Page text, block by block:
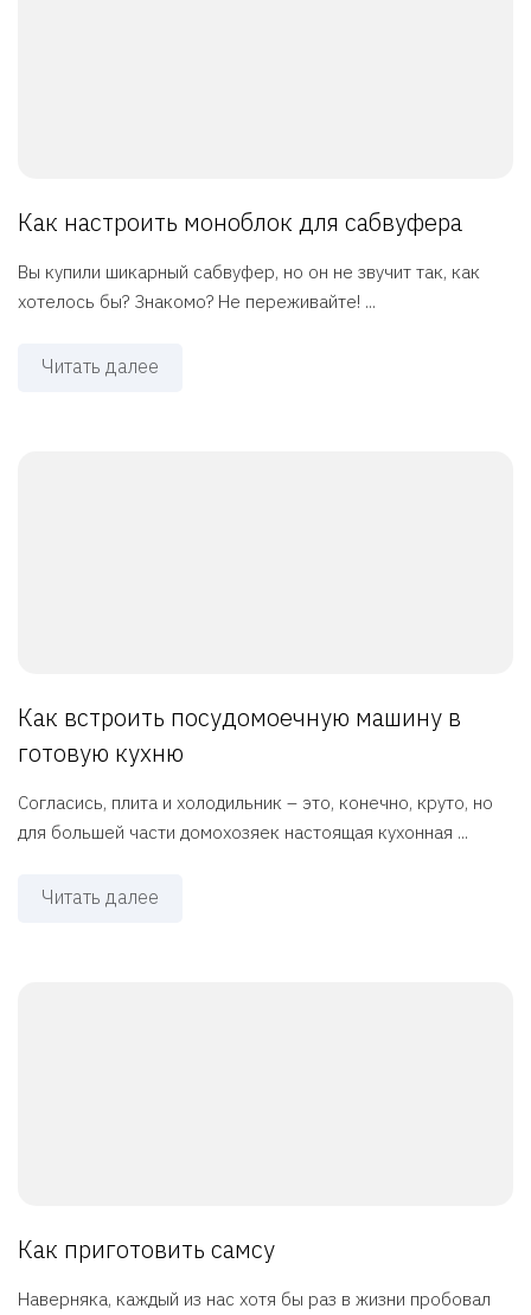
Как настроить моноблок для сабвуфера
Вы купили шикарный сабвуфер, но он не звучит так, как
хотелось бы? Знакомо? Не переживайте! ...
Читать далее
Как встроить посудомоечную машину в
готовую кухню
Согласись, плита и холодильник – это, конечно, круто, но
для большей части домохозяек настоящая кухонная ...
Читать далее
Как приготовить самсу
Наверняка, каждый из нас хотя бы раз в жизни пробовал